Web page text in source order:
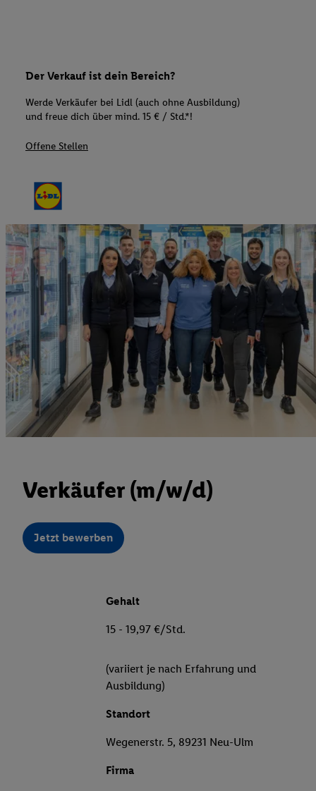
Der Verkauf ist dein Bereich?
Werde Verkäufer bei Lidl (auch ohne Ausbildung)
und freue dich über mind. 15 € / Std.*!
Offene Stellen
Verkäufer (m/w/d)
Jetzt bewerben
Gehalt
15 - 19,97 €/Std.
(variiert je nach Erfahrung und
Ausbildung)
Standort
Wegenerstr. 5, 89231 Neu-Ulm
Firma